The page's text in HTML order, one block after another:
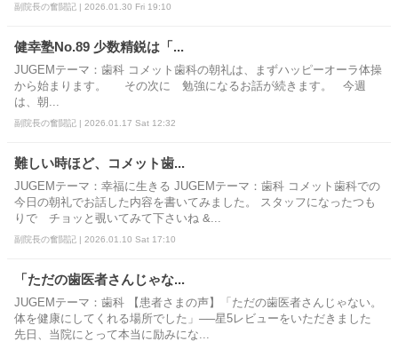
副院長の奮闘記 | 2026.01.30 Fri 19:10
健幸塾No.89 少数精鋭は「...
JUGEMテーマ：歯科 コメット歯科の朝礼は、まずハッピーオーラ体操
から始まります。 その次に 勉強になるお話が続きます。 今週
は、朝...
副院長の奮闘記 | 2026.01.17 Sat 12:32
難しい時ほど、コメット歯...
JUGEMテーマ：幸福に生きる JUGEMテーマ：歯科 コメット歯科での
今日の朝礼でお話した内容を書いてみました。 スタッフになったつも
りで チョッと覗いてみて下さいね &...
副院長の奮闘記 | 2026.01.10 Sat 17:10
「ただの歯医者さんじゃな...
JUGEMテーマ：歯科 【患者さまの声】「ただの歯医者さんじゃない。
体を健康にしてくれる場所でした」──星5レビューをいただきました
先日、当院にとって本当に励みにな...